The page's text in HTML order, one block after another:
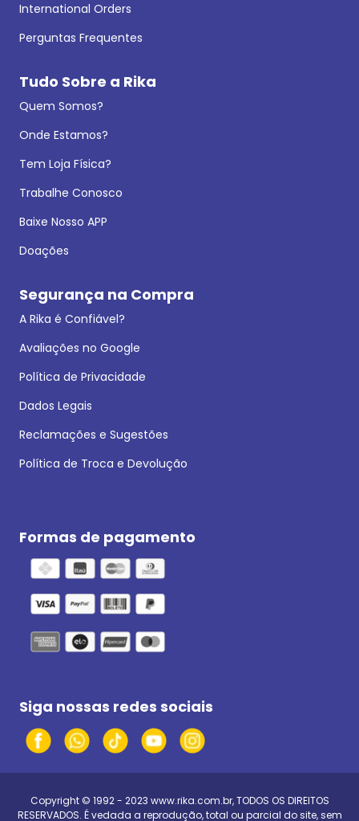
International Orders
Perguntas Frequentes
Tudo Sobre a Rika
Quem Somos?
Onde Estamos?
Tem Loja Física?
Trabalhe Conosco
Baixe Nosso APP
Doações
Segurança na Compra
A Rika é Confiável?
Avaliações no Google
Política de Privacidade
Dados Legais
Reclamações e Sugestões
Política de Troca e Devolução
Formas de pagamento
Siga nossas redes sociais
Copyright © 1992 - 2023 www.rika.com.br, TODOS OS DIREITOS
RESERVADOS. É vedada a reprodução, total ou parcial do site, sem